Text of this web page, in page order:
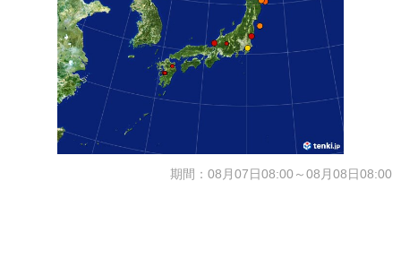
期間：08月07日08:00～08月08日08:00